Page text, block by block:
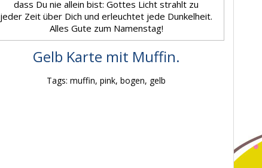
dass Du nie allein bist: Gottes Licht strahlt zu
jeder Zeit über Dich und erleuchtet jede Dunkelheit.
Alles Gute zum Namenstag!
Gelb Karte mit Muffin.
Tags: muffin, pink, bogen, gelb